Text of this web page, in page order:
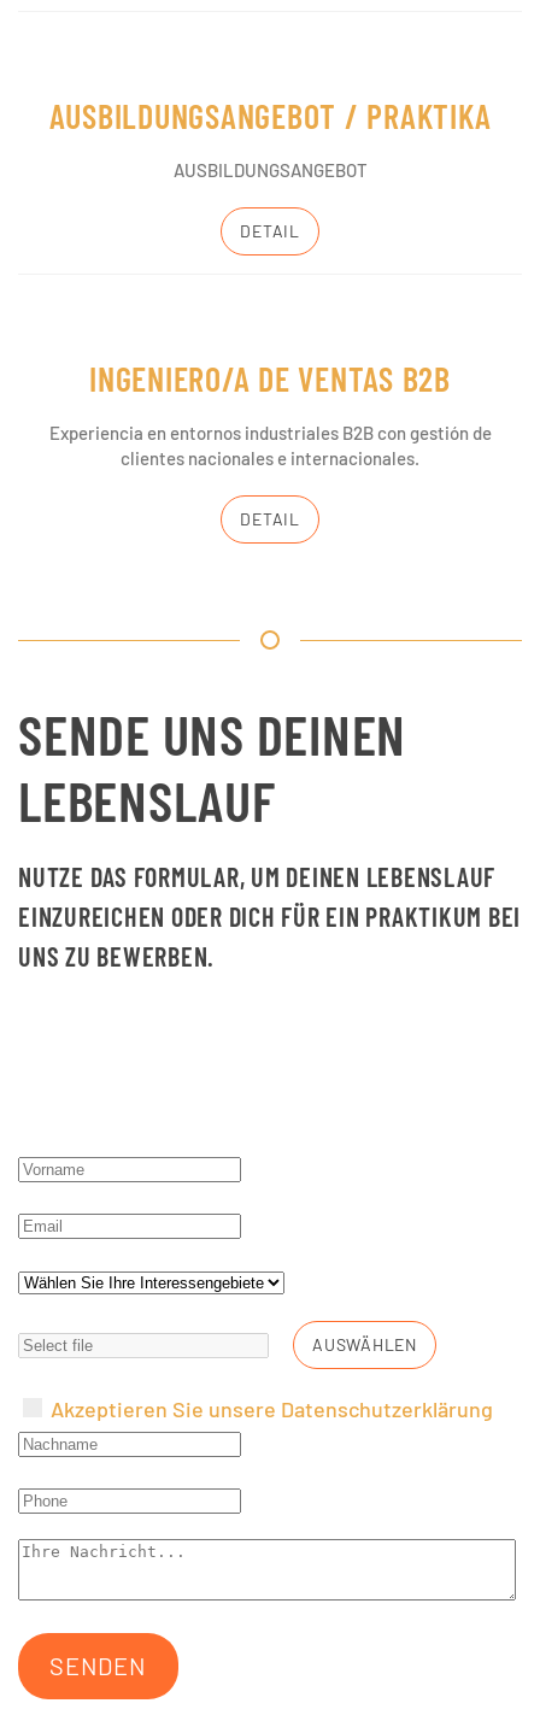
AUSBILDUNGSANGEBOT / PRAKTIKA
AUSBILDUNGSANGEBOT
DETAIL
INGENIERO/A DE VENTAS B2B
Experiencia en entornos industriales B2B con gestión de
clientes nacionales e internacionales.
DETAIL
SENDE UNS DEINEN
LEBENSLAUF
NUTZE DAS FORMULAR, UM DEINEN LEBENSLAUF
EINZUREICHEN ODER DICH FÜR EIN PRAKTIKUM BEI
UNS ZU BEWERBEN.
AUSWÄHLEN
Akzeptieren Sie unsere Datenschutzerklärung
SENDEN